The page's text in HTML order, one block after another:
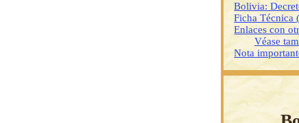
Bolivia:
Ficha Técnica
Enlaces con
Véase
Nota